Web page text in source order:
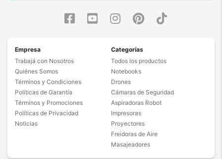
Empresa
Trabajá con Nosotros
Quiénes Somos
Términos y Condiciones
Políticas de Garantía
Términos y Promociones
Políticas de Privacidad
Noticias
Categorías
Todos los productos
Notebooks
Drones
Cámaras de Seguridad
Aspiradoras Robot
Impresoras
Proyectores
Freidoras de Aire
Masajeadores